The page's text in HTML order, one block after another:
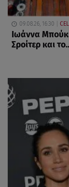
09.08.26, 16:30
Ιωάννα
Σροίτερ και